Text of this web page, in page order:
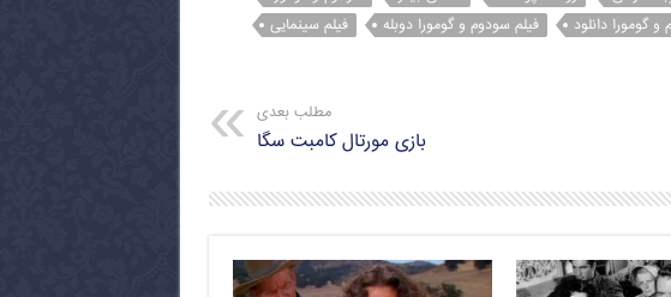
گومورا دانلود فیلم سودوم و گومورا دوبله
فیلم سینمایی
مطلب بعدی
بازی مورتال کامبت سگا